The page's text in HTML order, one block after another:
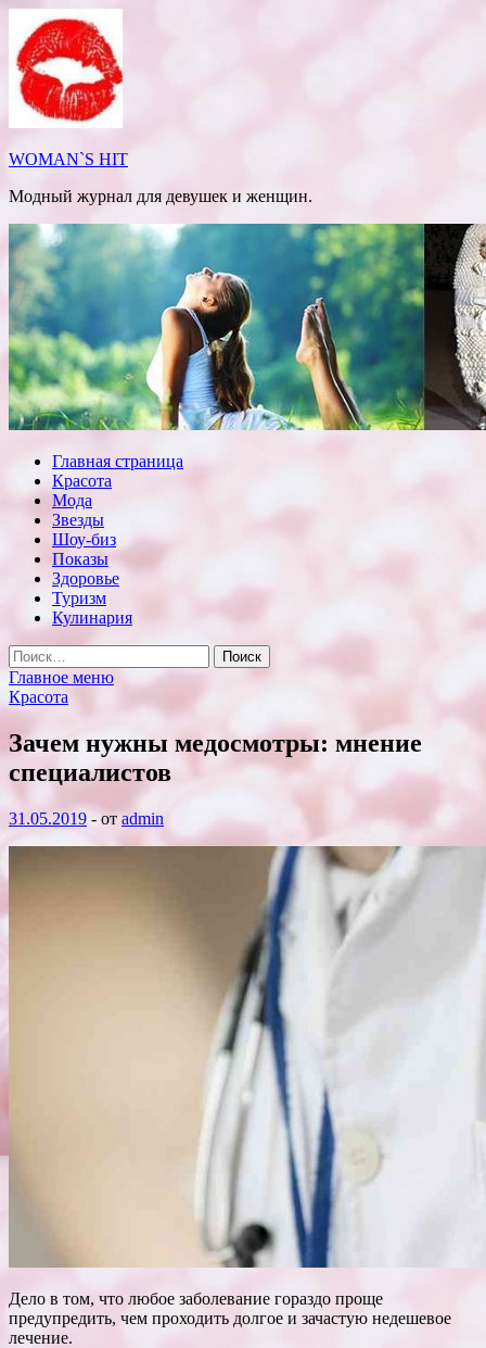
Перейти
содержимому
WOMAN`S HIT
Модный журнал для девушек и женщин.
Главная страница
Красота
Мода
Звезды
Шоу-биз
Показы
Здоровье
Туризм
Кулинария
Найти:
Главное меню
Красота
Зачем нужны медосмотры: мнение
специалистов
31.05.2019 - от admin
Дело в том, что любое заболевание гораздо проще
предупредить, чем проходить долгое и зачастую недешевое
лечение.